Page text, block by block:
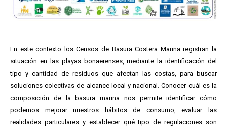
En este contexto los Censos de Basura Costera Marina registran la
situación en las playas bonaerenses, mediante la identificación del
tipo y cantidad de residuos que afectan las costas, para buscar
soluciones colectivas de alcance local y nacional. Conocer cuál es la
composición de la basura marina nos permite identificar cómo
podemos mejorar nuestros hábitos de consumo, evaluar las
realidades particulares y establecer qué tipo de regulaciones son